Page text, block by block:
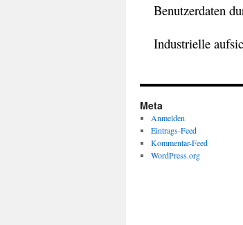
Benutzerdaten
Industrielle
Meta
Anmelden
Eintrags-Feed
Kommentar-Feed
WordPress.org